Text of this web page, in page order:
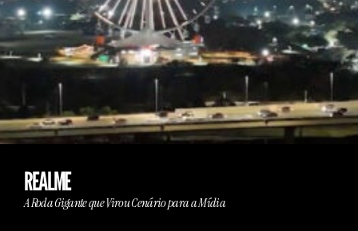
REALME
A Roda Gigante que Virou Cenário para a Mídia